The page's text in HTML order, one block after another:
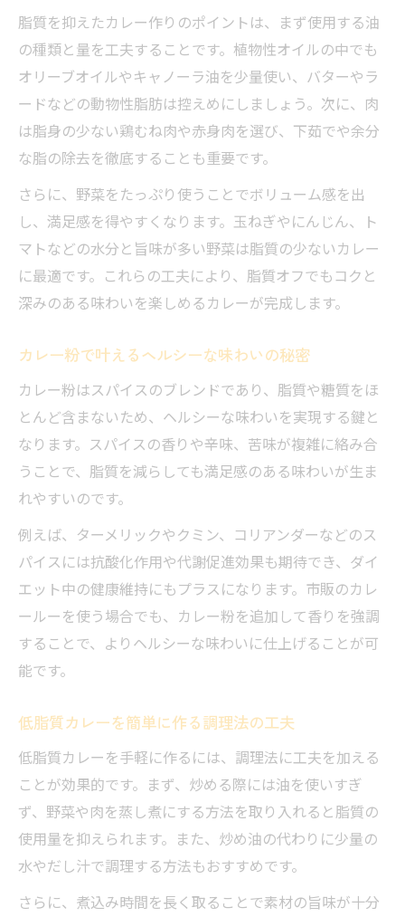
脂質を抑えたカレー作りのポイントは、まず使用する油
の種類と量を工夫することです。植物性オイルの中でも
オリーブオイルやキャノーラ油を少量使い、バターやラ
ードなどの動物性脂肪は控えめにしましょう。次に、肉
は脂身の少ない鶏むね肉や赤身肉を選び、下茹でや余分
な脂の除去を徹底することも重要です。
さらに、野菜をたっぷり使うことでボリューム感を出
し、満足感を得やすくなります。玉ねぎやにんじん、ト
マトなどの水分と旨味が多い野菜は脂質の少ないカレー
に最適です。これらの工夫により、脂質オフでもコクと
深みのある味わいを楽しめるカレーが完成します。
カレー粉で叶えるヘルシーな味わいの秘密
カレー粉はスパイスのブレンドであり、脂質や糖質をほ
とんど含まないため、ヘルシーな味わいを実現する鍵と
なります。スパイスの香りや辛味、苦味が複雑に絡み合
うことで、脂質を減らしても満足感のある味わいが生ま
れやすいのです。
例えば、ターメリックやクミン、コリアンダーなどのス
パイスには抗酸化作用や代謝促進効果も期待でき、ダイ
エット中の健康維持にもプラスになります。市販のカレ
ールーを使う場合でも、カレー粉を追加して香りを強調
することで、よりヘルシーな味わいに仕上げることが可
能です。
低脂質カレーを簡単に作る調理法の工夫
低脂質カレーを手軽に作るには、調理法に工夫を加える
ことが効果的です。まず、炒める際には油を使いすぎ
ず、野菜や肉を蒸し煮にする方法を取り入れると脂質の
使用量を抑えられます。また、炒め油の代わりに少量の
水やだし汁で調理する方法もおすすめです。
さらに、煮込み時間を長く取ることで素材の旨味が十分